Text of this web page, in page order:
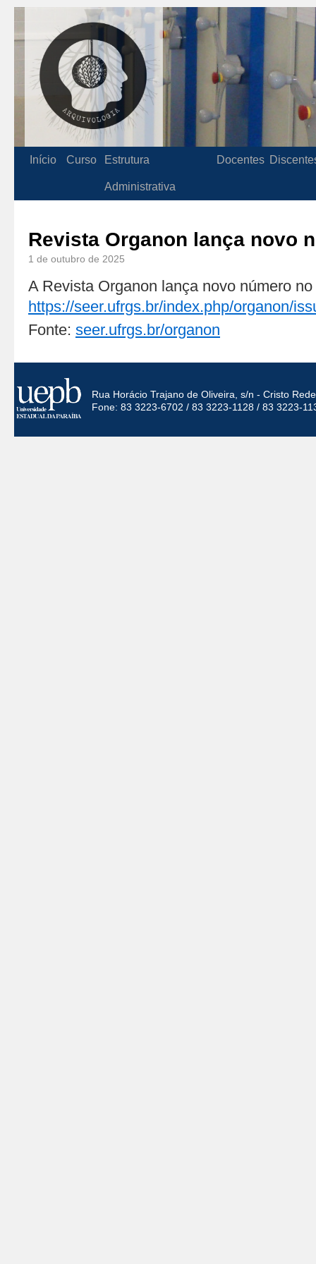
Início Curso Estrutura
Administrativa
Docentes
Revista Organon lança novo
1 de outubro de 2025
A Revista Organon lança novo número
https://seer.ufrgs.br/index.php/organon/
Fonte: seer.ufrgs.br/organon
Rua Horácio Trajano de Oliveira, s/n - Cristo
Fone: 83 3223-6702 / 83 3223-1128 / 83 3223-